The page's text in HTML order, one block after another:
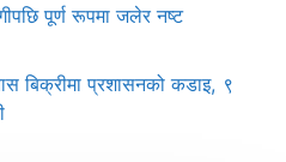
पूर्ण रूपमा जलेर नष्ट
बिक्रीमा प्रशासनको कडाइ, ९